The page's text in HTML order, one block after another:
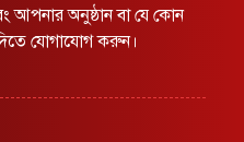
আপনার অনুষ্ঠান বা যে কোন
যোগাযোগ করুন।